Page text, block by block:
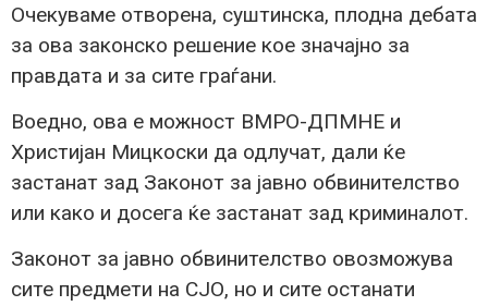
Очекуваме отворена, суштинска, плодна дебата
за ова законско решение кое значајно за
правдата и за сите граѓани.
Воедно, ова е можност ВМРО-ДПМНЕ и
Христијан Мицкоски да одлучат, дали ќе
застанат зад Законот за јавно обвинителство
или како и досега ќе застанат зад криминалот.
Законот за јавно обвинителство овозможува
сите предмети на СЈО, но и сите останати